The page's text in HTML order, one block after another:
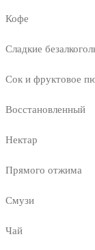
Кофе
Сладкие
Сок и фруктовое
Восстановленный
Нектар
Прямого отжима
Смузи
Чай